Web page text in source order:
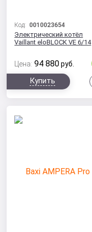
Код: 0010023654
Электрический котёл
Vaillant eloBLOCK VE 6/14
Цена: 94 880 руб.
Купить